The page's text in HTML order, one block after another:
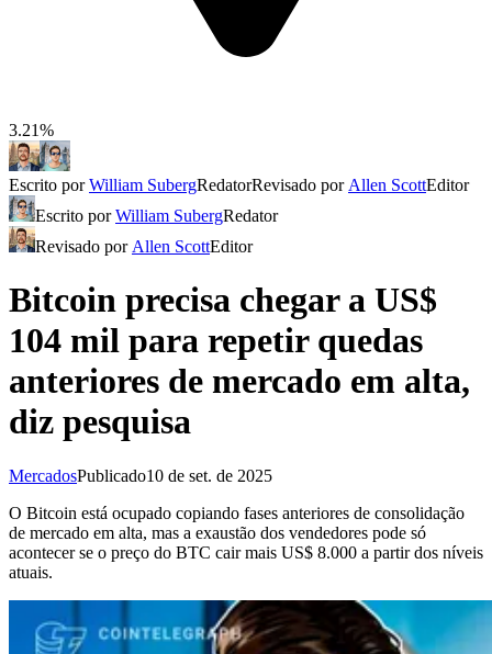
3.21%
Escrito porWilliam SubergRedatorRevisado por Allen ScottEditor
Escrito porWilliam SubergRedator
Revisado por Allen ScottEditor
Bitcoin precisa chegar a US$
104 mil para repetir quedas
anteriores de mercado em alta,
diz pesquisa
MercadosPublicado10 de set. de 2025
O Bitcoin está ocupado copiando fases anteriores de consolidação
de mercado em alta, mas a exaustão dos vendedores pode só
acontecer se o preço do BTC cair mais US$ 8.000 a partir dos níveis
atuais.